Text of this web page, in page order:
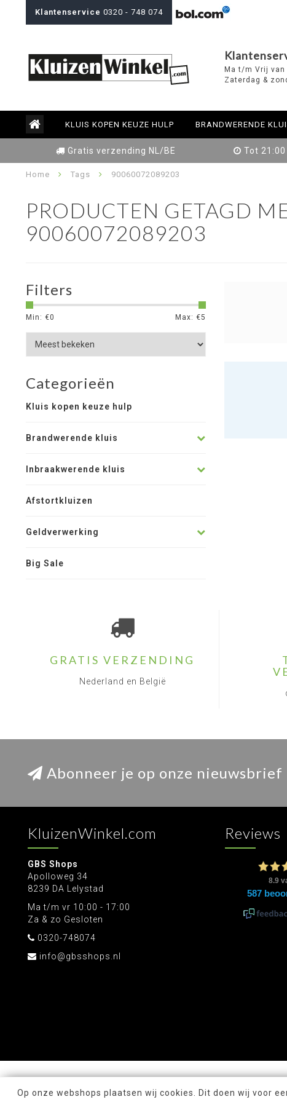
Klantenservice 0320 - 748 074
Ma t/m Vrij van
Zaterdag &
KLUIS KOPEN KEUZE HULP BRANDWERENDE
Gratis verzending NL/BE Tot
Home Tags 90060072089203
PRODUCTEN GETAGD
90060072089203
Filters
Min: €0 Max: €5
Categorieën
Kluis kopen keuze hulp
Brandwerende kluis
Inbraakwerende kluis
Afstortkluizen
Geldverwerking
Big Sale
GRATIS VERZENDING
Nederland en België
Abonneer je op onze nieuwsbrief
KluizenWinkel.com
GBS Shops
Apolloweg 34
8239 DA Lelystad
Ma t/m vr 10:00 - 17:00
Za & zo Gesloten
0320-748074
info@gbsshops.nl
Reviews
Op onze webshops plaatsen wij cookies. Dit doen wij voor